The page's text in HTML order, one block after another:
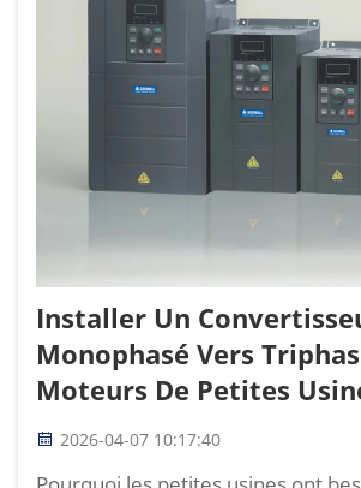
Installer Un
Monophasé Vers
Moteurs De Petites
2026-04-07 10:17:40